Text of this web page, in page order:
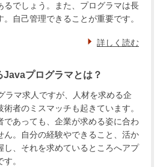
るでしょう。また、プログラマは長
自己管理できることが重要です。
詳しく読む
Javaプログラマとは？
ラマ求人ですが、人材を求める企
者のミスマッチも起きています。
であっても、企業が求める姿に合わ
ん。自分の経験やできること、活か
し、それを求めているところへアプ
。